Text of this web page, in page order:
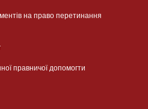
на право перетинання
правничої допомогти